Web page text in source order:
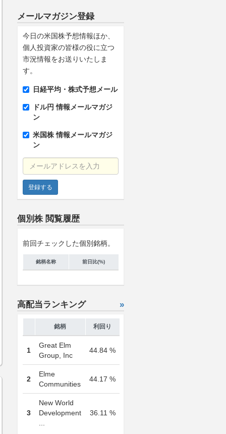
メールマガジン登録
今日の米国株予想情報ほか、
個人投資家の皆様の役に立つ
市況情報をお送りいたしま
す。
日経平均・株式予想メール
ドル円 情報メールマガジ
ン
米国株 情報メールマガジ
ン
メールアドレスを入力
個別株 閲覧履歴
前回チェックした個別銘柄。
銘柄名称 前日比(%)
高配当ランキング »
銘柄 利回り
1
Great Elm
Group, Inc
44.84 %
2
Elme
Communities
44.17 %
3
New World
Development
36.11 %